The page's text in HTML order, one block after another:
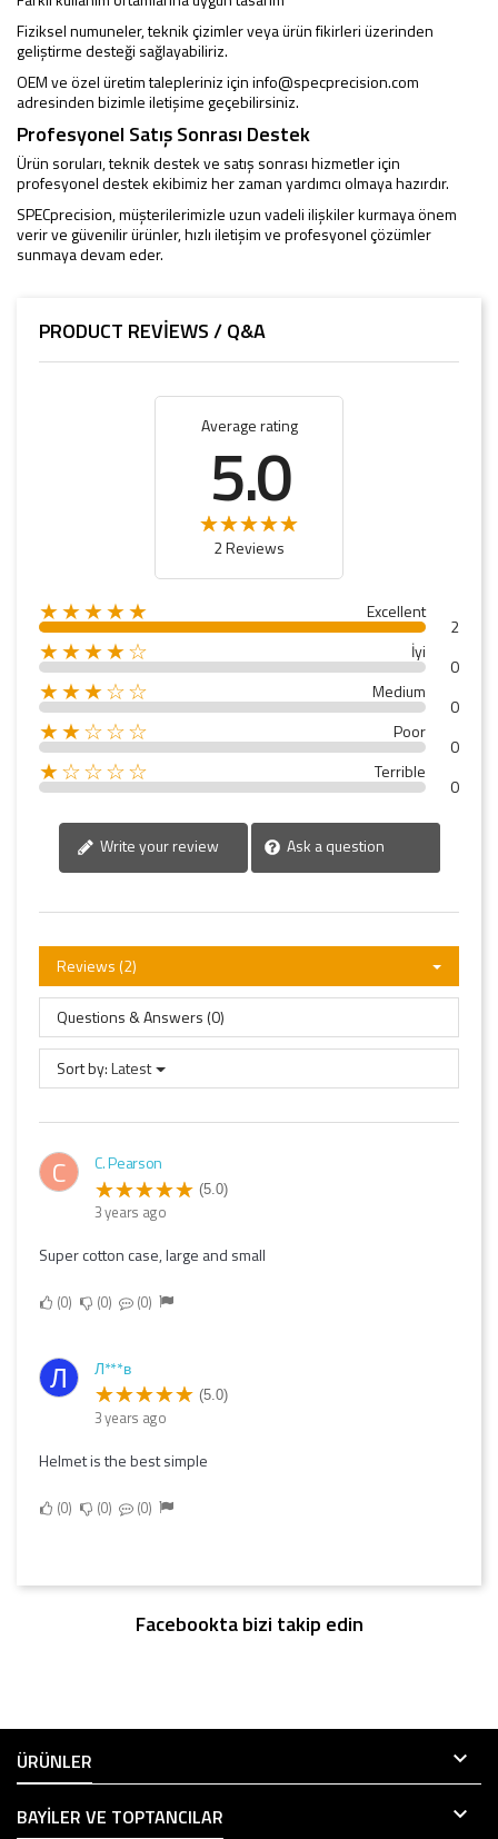
Fiziksel numuneler, teknik çizimler veya ürün fikirleri üzerinden
geliştirme desteği sağlayabiliriz.
OEM ve özel üretim talepleriniz içininfo@specprecision.com
adresinden bizimle iletişime geçebilirsiniz.
Profesyonel Satış Sonrası Destek
Ürün soruları, teknik destek ve satış sonrası hizmetler için
profesyonel destek ekibimiz her zaman yardımcı olmaya hazırdır.
SPECprecision, müşterilerimizle uzun vadeli ilişkiler kurmaya önem
verir ve güvenilir ürünler, hızlı iletişim ve profesyonel çözümler
sunmaya devam eder.
PRODUCT REVIEWS / Q&A
Average rating
5.0
2 Reviews
★★★★★ Excellent
2
★★★★☆ İyi
0
★★★☆☆ Medium
0
★★☆☆☆ Poor
0
★☆☆☆☆ Terrible
0
Write your review Ask a question
Reviews (2)
Questions & Answers (0)
Sort by:Latest
C C. Pearson
(5.0)
3 years ago
Super cotton case, large and small
0 0 0
Л Л***в
(5.0)
3 years ago
Helmet is the best simple
0 0 0
Facebookta bizi takip edin
ÜRÜNLER 
BAYILER VE TOPTANCILAR 